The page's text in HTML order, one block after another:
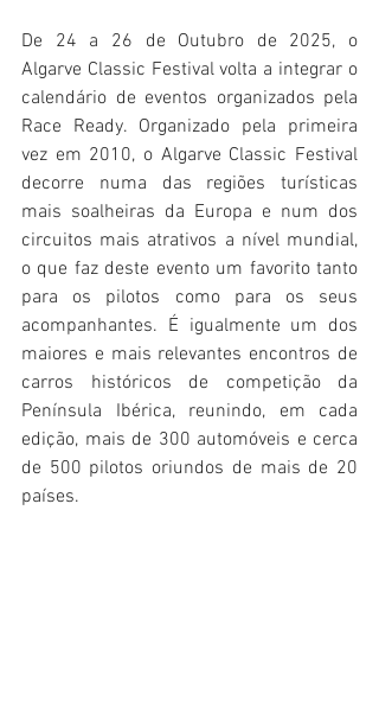
De 24 a 26 de Outubro de 2025, o
Algarve Classic Festival volta a integrar o
calendário de eventos organizados pela
Race Ready. Organizado pela primeira
vez em 2010, o Algarve Classic Festival
decorre numa das regiões turísticas
mais soalheiras da Europa e num dos
circuitos mais atrativos a nível mundial,
o que faz deste evento um favorito tanto
para os pilotos como para os seus
acompanhantes. É igualmente um dos
maiores e mais relevantes encontros de
carros históricos de competição da
Península Ibérica, reunindo, em cada
edição, mais de 300 automóveis e cerca
de 500 pilotos oriundos de mais de 20
países.